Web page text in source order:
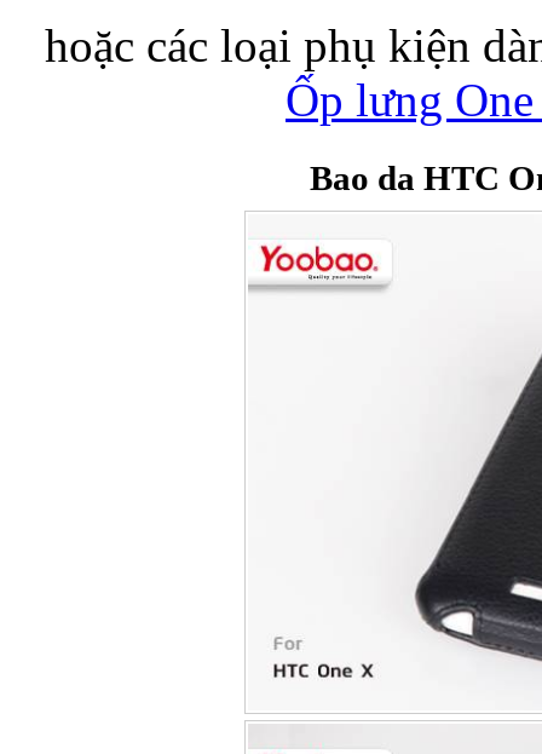
Túi đựng iPad
Bao da Samsung
hoặc các loại phụ kiện
Ốp lưng
Bao da HTC